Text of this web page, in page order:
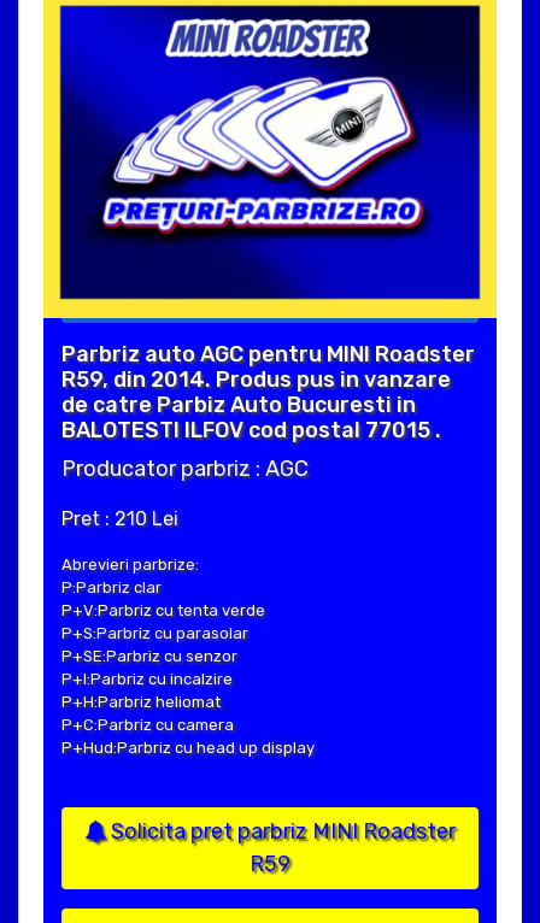
Parbriz auto AGC pentru MINI Roadster
R59, din 2014. Produs pus in vanzare
de catre Parbiz Auto Bucuresti in
BALOTESTI ILFOV cod postal 77015 .
Producator parbriz : AGC
Pret : 210 Lei
Abrevieri parbrize:
P:Parbriz clar
P+V:Parbriz cu tenta verde
P+S:Parbriz cu parasolar
P+SE:Parbriz cu senzor
P+I:Parbriz cu incalzire
P+H:Parbriz heliomat
P+C:Parbriz cu camera
P+Hud:Parbriz cu head up display
Solicita pret parbriz MINI Roadster
R59